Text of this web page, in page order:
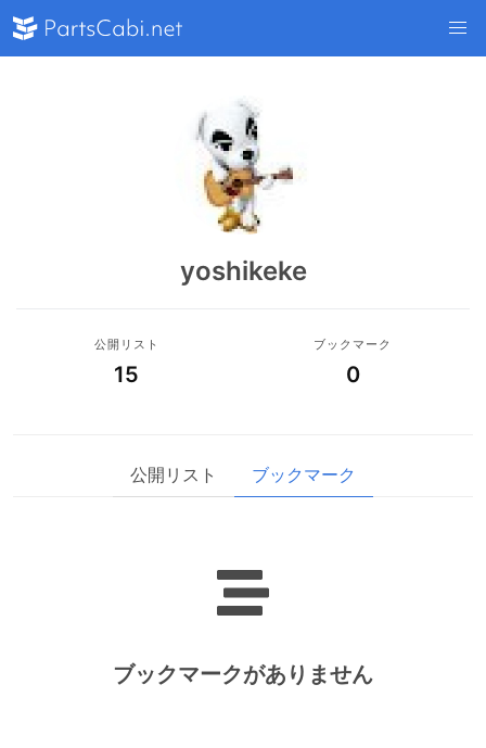
yoshikeke
公開リスト
15
ブックマーク
0
公開リスト ブックマーク
ブックマークがありません